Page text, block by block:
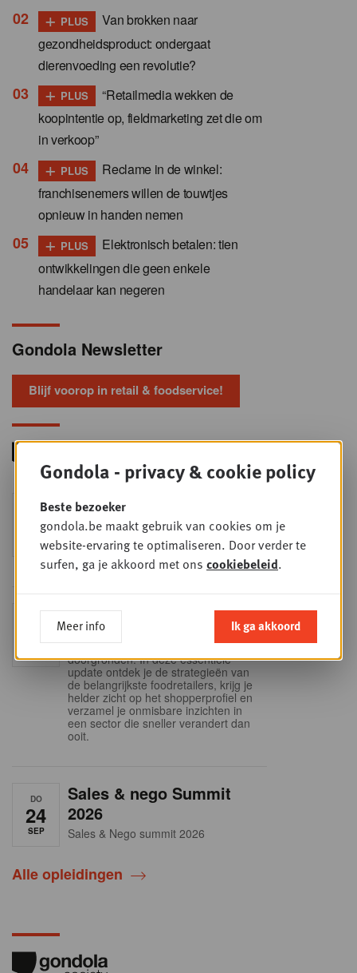
+ PLUS
Van brokken naar
gezondheidsproduct: ondergaat
dierenvoeding een revolutie?
+ PLUS
“Retailmedia wekken de
koopintentie op, fieldmarketing zet die om
in verkoop”
+ PLUS
Reclame in de winkel:
franchisenemers willen de touwtjes
opnieuw in handen nemen
+ PLUS
Elektronisch betalen: tien
ontwikkelingen die geen enkele
handelaar kan negeren
Gondola Newsletter
Blijf voorop in retail & foodservice!
WOE
9
SEP
Foodservice - Joint
business planning
Intro to Negotiation: Succes aan de
onderhandelingstafel is geen toeval!
15
Into Retail - Sold out
Mis deze unieke kans niet om het
Belgische retaillandschap volledig te
doorgronden. In deze essentiële
update ontdek je de strategieën van
de belangrijkste foodretailers, krijg je
helder zicht op het shopperprofiel en
verzamel je onmisbare inzichten in
een sector die sneller verandert dan
ooit.
DO
24
SEP
Sales & nego Summit
2026
Sales & Nego summit 2026
Alle opleidingen
Gondola - privacy & cookie policy
Beste bezoeker
gondola.be maakt gebruik van cookies om je
website-ervaring te optimaliseren. Door verder te
surfen, ga je akkoord met ons cookiebeleid.
Meer info Ik ga akkoord